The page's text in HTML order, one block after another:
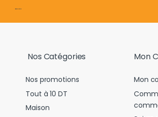
.....
Nos Catégories
Nos promotions
Tout à 10 DT
Maison
Mon
Mon